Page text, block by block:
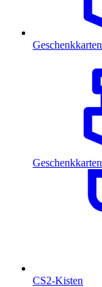
Geschenkkarten
Geschenkkarten
CS2-Kisten